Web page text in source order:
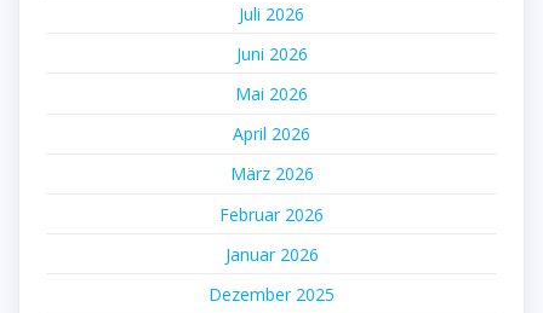
Juli 2026
Juni 2026
Mai 2026
April 2026
März 2026
Februar 2026
Januar 2026
Dezember 2025